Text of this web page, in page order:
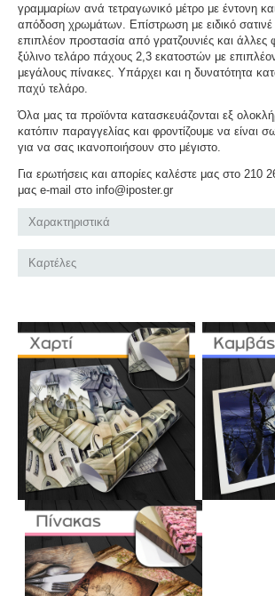
γραμμαρίων ανά τετραγωνικό μέτρο με έντονη
απόδοση χρωμάτων. Επίστρωση με ειδικό σατινέ
επιπλέον προστασία από γρατζουνιές και άλλες
ξύλινο τελάρο πάχους 2,3 εκατοστών με
μεγάλους πίνακες. Υπάρχει και η δυνατότητα
παχύ τελάρο.
Όλα μας τα προϊόντα κατασκευάζονται εξ
κατόπιν παραγγελίας και φροντίζουμε να είναι
για να σας ικανοποιήσουν στο μέγιστο.
Για ερωτήσεις και απορίες καλέστε μας στο 210
μας e-mail στο info@iposter.gr
Χαρακτηριστικά
Καρτέλες